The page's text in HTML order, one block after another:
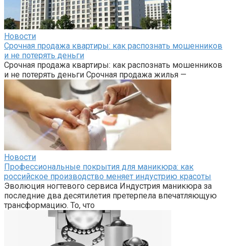
Новости
Срочная продажа квартиры: как распознать мошенников
и не потерять деньги
Срочная продажа квартиры: как распознать мошенников
и не потерять деньги Срочная продажа жилья —
Новости
Профессиональные покрытия для маникюра: как
российское производство меняет индустрию красоты
Эволюция ногтевого сервиса Индустрия маникюра за
последние два десятилетия претерпела впечатляющую
трансформацию. То, что